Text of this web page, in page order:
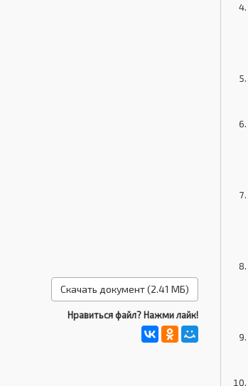
Скачать документ (2.41 МБ)
Нравиться файл? Нажми лайк!